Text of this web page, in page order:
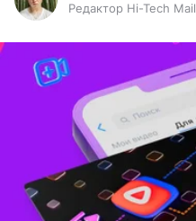
Редактор Hi-Tech Mail